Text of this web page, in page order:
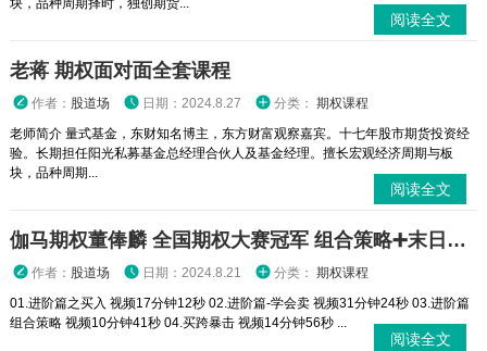
块，品种周期择时，独创期货...
阅读全文
老蒋 期权面对面全套课程
作者： 股道场 日期：2024.8.27 分类： 期权课程
老师简介 量式基金，东财知名博主，东方财富观察嘉宾。十七年股市期货投资经
验。长期担任阳光私募基金总经理合伙人及基金经理。擅长宏观经济周期与板
块，品种周期...
阅读全文
伽马期权董俸麟 全国期权大赛冠军 组合策略➕末日轮视频课程
作者： 股道场 日期：2024.8.21 分类： 期权课程
01.进阶篇之买入 视频17分钟12秒 02.进阶篇-学会卖 视频31分钟24秒 03.进阶篇
组合策略 视频10分钟41秒 04.买跨暴击 视频14分钟56秒 ...
阅读全文